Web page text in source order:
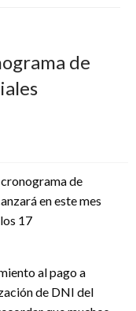
de
de
en este mes
17
al pago a
de DNI del